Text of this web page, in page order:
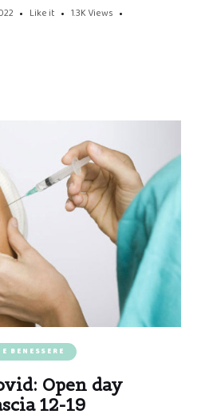
Like it 1.3K Views
BENESSERE
Open day
12-19